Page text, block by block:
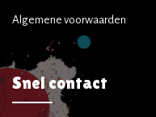
Algemene voorwaarden
Snel contact